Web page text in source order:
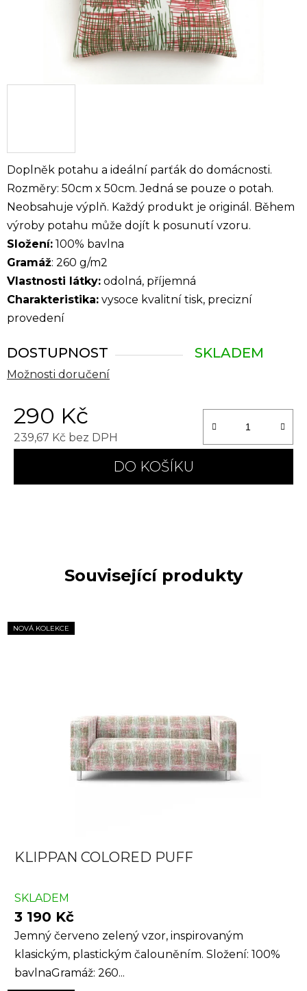
Doplněk potahu a ideální parťák do domácnosti.
Rozměry: 50cm x 50cm. Jedná se pouze o potah.
Neobsahuje výplň. Každý produkt je originál. Během
výroby potahu může dojít k posunutí vzoru.
Složení: 100% bavlna
Gramáž: 260 g/m2
Vlastnosti látky: odolná, příjemná
Charakteristika: vysoce kvalitní tisk, precizní
provedení
DOSTUPNOST SKLADEM
Možnosti doručení
290 Kč
239,67 Kč bez DPH
DO KOŠÍKU
Související produkty
NOVÁ KOLEKCE
KLIPPAN COLORED PUFF
SKLADEM
3 190 Kč
Jemný červeno zelený vzor, inspirovaným
klasickým, plastickým čalouněním. Složení: 100%
bavlnaGramáž: 260...